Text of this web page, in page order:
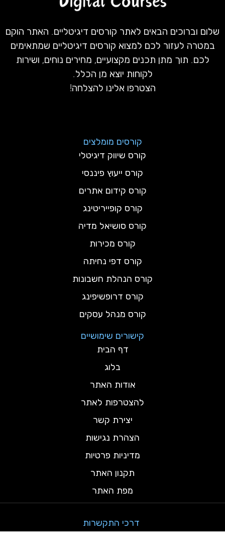
שלום וברוכים הבאים לאתר קורסים דיגיטליים. האתר הוקם
במטרה לעזור לכם למצוא קורסים דיגיטליים שמתאימים
לכם. תוך מתן תכנים מקצועיים, מחירים נוחים, ושירות
לקוחות יוצא מן הכלל.
הצטרפו אלינו להצלחה!
קורסים מומלצים
קורס שיווק דיגיטלי
קורס ייעוץ פיננסי
קורס קידום אתרים
קורס קופייריטינג
קורס סושיאל מדיה
קורס מכירות
קורס דפי נחיתה
קורס הנהלת חשבונות
קורס דרופשיפינג
קורס מנהל עסקים
קישורים שימושיים
דף הבית
בלוג
אודות האתר
להצטרפות לאתר
יצירת קשר
הצהרת נגישות
מדיניות פרטיות
תקנון האתר
מפת האתר
דרכי התקשרות